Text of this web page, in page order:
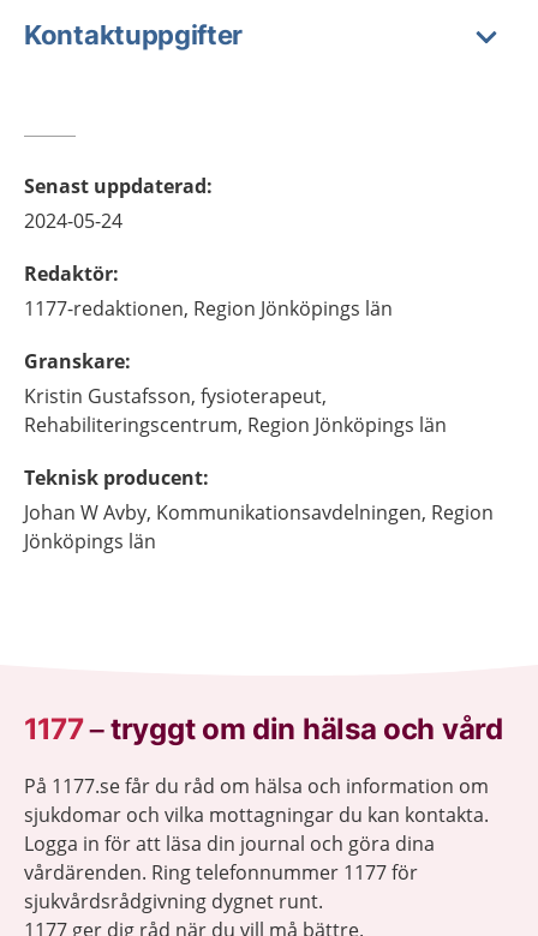
Kontaktuppgifter
Senast uppdaterad:
2024-05-24
Redaktör:
1177-redaktionen, Region Jönköpings län
Granskare:
Kristin Gustafsson, fysioterapeut,
Rehabiliteringscentrum, Region Jönköpings län
Teknisk producent:
Johan W Avby, Kommunikationsavdelningen, Region
Jönköpings län
1177–tryggt om din hälsa och vård
På 1177.se får du råd om hälsa och information om
sjukdomar och vilka mottagningar du kan kontakta.
Logga in för att läsa din journal och göra dina
vårdärenden. Ring telefonnummer 1177 för
sjukvårdsrådgivning dygnet runt.
1177 ger dig råd när du vill må bättre.